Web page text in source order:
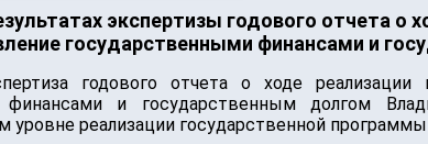
экспертизы годового отчета о
государственными финансами и
годового отчета о ходе
финансами и государственным долгом
уровне реализации государственной программы